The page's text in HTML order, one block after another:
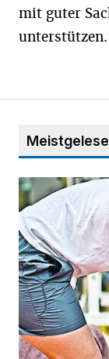
mit guter
Trainieren und